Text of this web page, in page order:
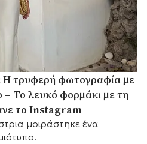
Η τρυφερή φωτογραφία με
Το λευκό φορμάκι με τη
το Instagram
μοιράστηκε ένα